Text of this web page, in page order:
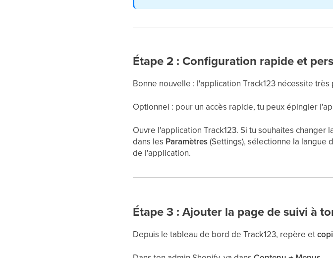
Étape 2 : Configuration rapide et
Bonne nouvelle : l'application Track123 nécessite
Optionnel : pour un accès rapide, tu peux épingler
Ouvre l'application Track123. Si tu souhaites
dans les Paramètres(Settings), sélectionne la langue
de l'application.
Étape 3 : Ajouter la page de suivi à
Depuis le tableau de bord de Track123, repère et